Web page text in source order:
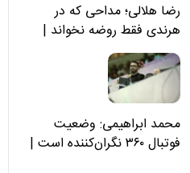
رضا هلالی؛ مداحی که در
هرندی فقط روضه نخواند |
مسئولان «تکیه‌گاه آقا مرتضی
علی(ع)» را جدی‌تر ببینند
محمد ابراهیمی: وضعیت
فوتبال ۳۶۰ نگران‌کننده است |